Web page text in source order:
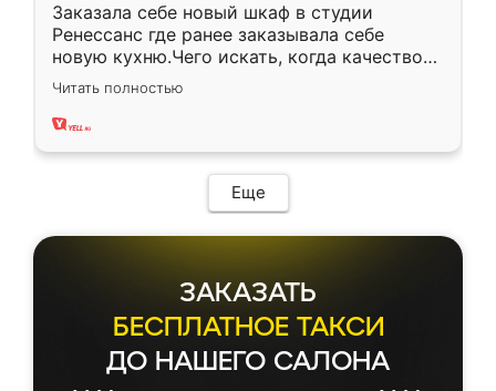
Заказала себе новый шкаф в студии
Ренессанс где ранее заказывала себе
новую кухню.Чего искать, когда качеством
вполне довольна. Служит кухня уже почти
два года, нареканий нет.
Читать полностью
Еще
ЗАКАЗАТЬ
БЕСПЛАТНОЕ ТАКСИ
ДО НАШЕГО САЛОНА